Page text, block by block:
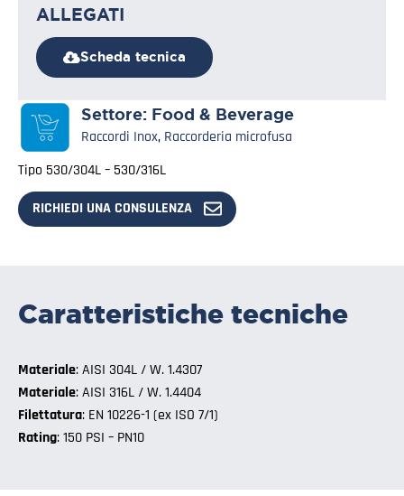
ALLEGATI
Scheda tecnica
Settore: Food & Beverage
Raccordi Inox, Raccorderia microfusa
Tipo 530/304L – 530/316L
RICHIEDI UNA CONSULENZA
Caratteristiche tecniche
Materiale: AISI 304L / W. 1.4307
Materiale: AISI 316L / W. 1.4404
Filettatura: EN 10226-1 (ex ISO 7/1)
Rating: 150 PSI – PN10